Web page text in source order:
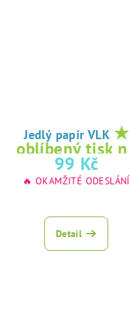
Jedlý papír VLK ★
oblíbený tisk na
jedlý papír
99 Kč
🔥 OKAMŽITÉ ODESLÁNÍ
Detail